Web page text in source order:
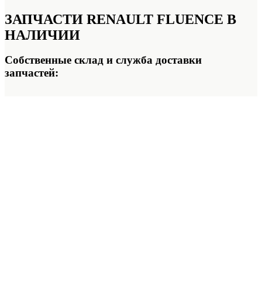
ЗАПЧАСТИ RENAULT FLUENCE В
НАЛИЧИИ
Собственные склад и служба доставки
запчастей: